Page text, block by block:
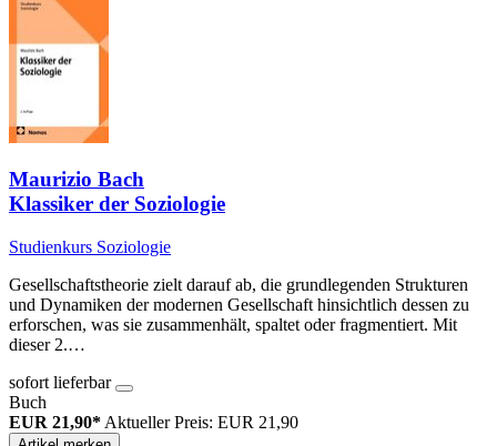
Maurizio Bach
Klassiker der Soziologie
Studienkurs Soziologie
Gesellschaftstheorie zielt darauf ab, die grundlegenden Strukturen
und Dynamiken der modernen Gesellschaft hinsichtlich dessen zu
erforschen, was sie zusammenhält, spaltet oder fragmentiert. Mit
dieser 2.…
sofort lieferbar
Buch
EUR 21,90* Aktueller Preis: EUR 21,90